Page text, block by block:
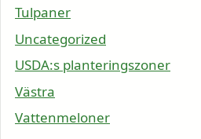
Tulpaner
Uncategorized
USDA:s planteringszoner
Västra
Vattenmeloner